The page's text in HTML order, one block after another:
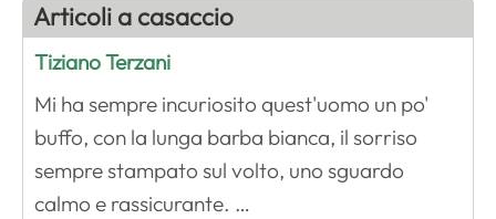
Articoli a casaccio
Tiziano Terzani
Mi ha sempre incuriosito quest'uomo un po'
buffo, con la lunga barba bianca, il sorriso
sempre stampato sul volto, uno sguardo
calmo e rassicurante. …